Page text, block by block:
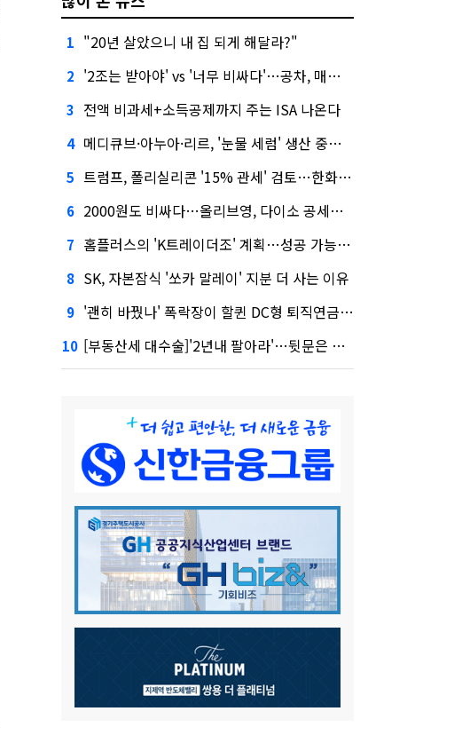
1 "20년 살았으니 내 집 되게 해달라?"
2 '2조는 받아야' vs '너무 비싸다'…공차, 매각 성공할까
3 전액 비과세+소득공제까지 주는 ISA 나온다
4 메디큐브·아누아·리르, '눈물 세럼' 생산 중단한다
5 트럼프, 폴리실리콘 '15% 관세' 검토…한화큐셀·OCI 영향은?
6 2000원도 비싸다…올리브영, 다이소 공세에 '가성비'로 맞불
7 홈플러스의 'K트레이더조' 계획…성공 가능성은 '글쎄'
8 SK, 자본잠식 '쏘카 말레이' 지분 더 사는 이유
9 '괜히 바꿨나' 폭락장이 할퀸 DC형 퇴직연금…전문가 조언은
10 [부동산세 대수술]'2년내 팔아라'…뒷문은 열었다